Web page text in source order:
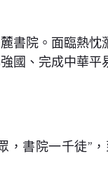
書院。面臨熱忱
國、完成中華平
，書院一千徒”